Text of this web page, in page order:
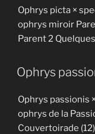
Ophrys picta ×
ophrys miroir
Parent 2
Ophrys
Ophrys passionis
ophrys de la
Couvertoirade